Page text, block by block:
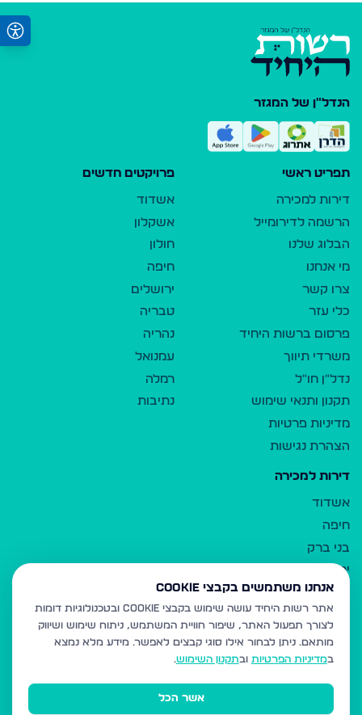
הנדל"ן של המגזר
תפריט ראשי
דירות למכירה
הרשמה לדירומייל
הבלוג שלנו
מי אנחנו
צרו קשר
כלי עזר
פרסום ברשות היחיד
משרדי תיווך
נדל"ן חו"ל
תקנון ותנאי שימוש
מדיניות פרטיות
הצהרת נגישות
פרויקטים חדשים
אשדוד
אשקלון
חולון
חיפה
ירושלים
טבריה
נהריה
עמנואל
רמלה
נתיבות
דירות למכירה
אשדוד
חיפה
בני ברק
ירושלים
אלעד
גבעת זאב
בית שמש
רכסים
מודיעין עילית
אנחנו משתמשים בקבצי Cookie
אתר רשות היחיד עושה שימוש בקבצי Cookie ובטכנולוגיות דומות
לצורך תפעול האתר, שיפור חוויית המשתמש, ניתוח שימוש ושיווק
מותאם. ניתן לבחור אילו סוגי קבצים לאפשר. מידע מלא נמצא
במדיניות הפרטיות ובתקנון השימוש.
אשר הכל